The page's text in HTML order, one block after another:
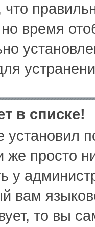
время
в списке!
установил
же просто
у
вам
то вы